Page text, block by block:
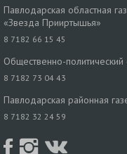
Павлодарская областная
«Звезда Прииртышья»
8 7182 66 15 45
Общественно-
8 7182 73 04 43
Павлодарская районная
8 7182 32 24 59